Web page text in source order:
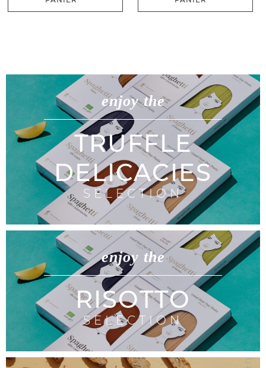
enjoy the
TRUFFLE
DELICACIES
SELECTION
enjoy the
RISOTTO
SELECTION